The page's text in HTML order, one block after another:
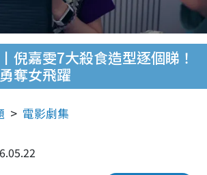
倪嘉雯7大殺食造型逐個睇！
奪女飛躍
電影劇集